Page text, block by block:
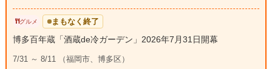
グルメ まもなく終了
博多百年蔵「酒蔵de冷ガーデン」2026年7月31日開幕
7/31 ～ 8/11 （福岡市、博多区）